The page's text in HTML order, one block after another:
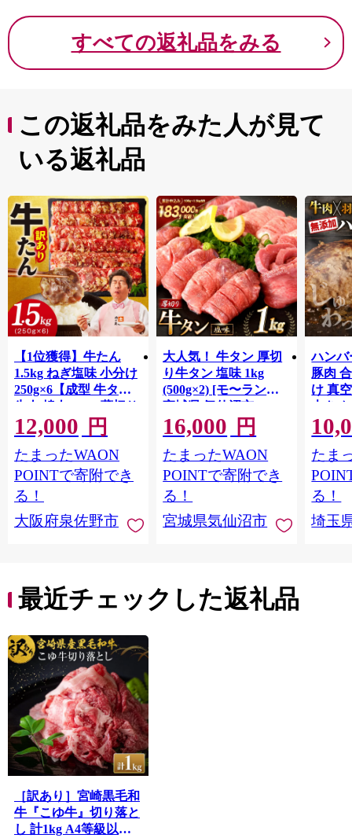
すべての返礼品をみる
この返礼品をみた人が見て
いる返礼品
【1位獲得】牛たん
1.5kg ねぎ塩味 小分け
250g×6【成型 牛タン
牛肉 焼肉 BBQ 薄切り
ぎゅうたん スライス
訳あり サイズ不揃
い】 G4721
12,000 円
たまったWAON
POINTで寄附でき
る！
大阪府泉佐野市
大人気！ 牛タン 厚切
り牛タン 塩味 1kg
(500g×2) [モ〜ランド
宮城県 気仙沼市
20564660] 肉 牛肉 精肉
牛たん 牛タン塩 牛た
ん塩 冷凍 焼肉 BBQ ア
ウトドア バーベキュ
ー 厚切り タン
16,000 円
たまったWAON
POINTで寄附でき
る！
宮城県気仙沼市
ハンバ
豚肉
け 真
大き
保存
淡路島
ポーク
き肉
ず 惣
まみ
んのお
たま
る！
埼玉
最近チェックした返礼品
［訳あり］宮崎黒毛和
牛『こゆ牛』切り落と
し 計1kg A4等級以上